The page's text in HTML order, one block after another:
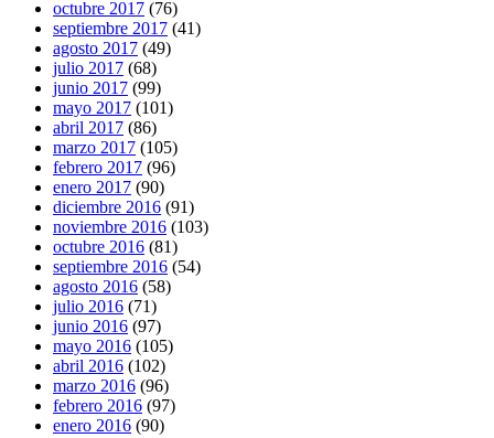
octubre 2017 (76)
septiembre 2017 (41)
agosto 2017 (49)
julio 2017 (68)
junio 2017 (99)
mayo 2017 (101)
abril 2017 (86)
marzo 2017 (105)
febrero 2017 (96)
enero 2017 (90)
diciembre 2016 (91)
noviembre 2016 (103)
octubre 2016 (81)
septiembre 2016 (54)
agosto 2016 (58)
julio 2016 (71)
junio 2016 (97)
mayo 2016 (105)
abril 2016 (102)
marzo 2016 (96)
febrero 2016 (97)
enero 2016 (90)